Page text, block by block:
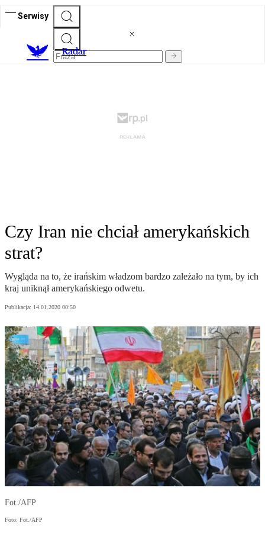
Serwisy
Radar
Czy Iran nie chciał amerykańskich
strat?
Wygląda na to, że irańskim władzom bardzo zależało na tym, by ich
kraj uniknął amerykańskiego odwetu.
Publikacja: 14.01.2020 00:50
Fot./AFP
Foto: Fot./AFP